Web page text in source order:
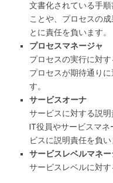
文書化されている手
ことや、プロセスの
とに責任を負います。
プロセスマネージャ
プロセスの実行に対す
プロセスが期待通り
す。
サービスオーナ
サービスに対する説
IT役員やサービスマ
ビスに説明責任を負い
サービスレベルマネー
サービスレベルに対